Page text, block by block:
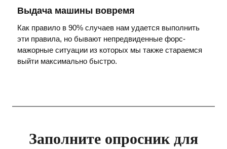
Выдача машины вовремя
Как правило в 90% случаев нам удается выполнить
эти правила, но бывают непредвиденные форс-
мажорные ситуации из которых мы также стараемся
выйти максимально быстро.
Заполните опросник для